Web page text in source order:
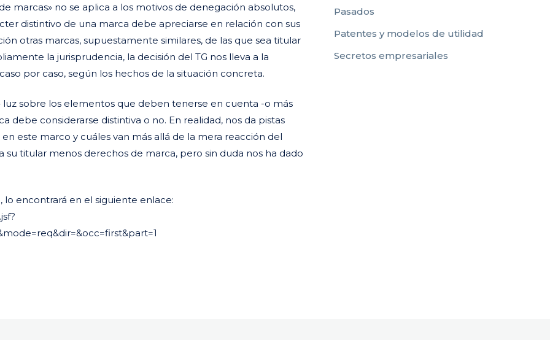
marcas» no se aplica a los motivos de denegación absolutos,
distintivo de una marca debe apreciarse en relación con sus
otras marcas, supuestamente similares, de las que sea titular
la jurisprudencia, la decisión del TG nos lleva a la
por caso, según los hechos de la situación concreta.
luz sobre los elementos que deben tenerse en cuenta -o más
debe considerarse distintiva o no. En realidad, nos da pistas
este marco y cuáles van más allá de la mera reacción del
titular menos derechos de marca, pero sin duda nos ha dado
encontrará en el siguiente enlace:
Pasados
Patentes y modelos de utilidad
Secretos empresariales